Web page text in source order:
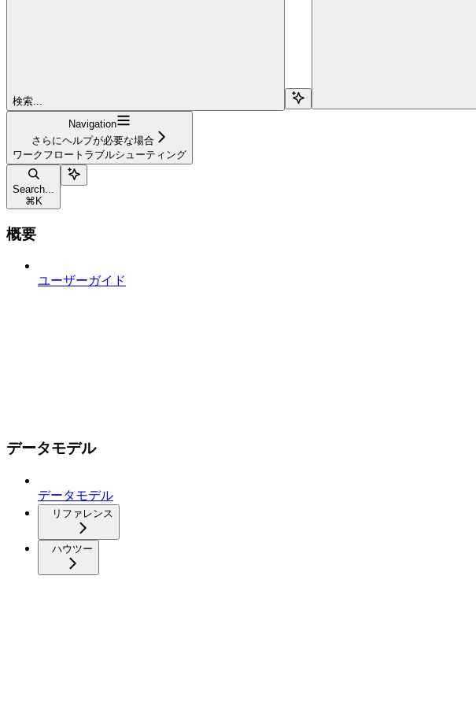
検索...
Navigation
さらにヘルプが必要な場合
ワークフロートラブルシューティング
Search...
⌘ K
概要
ユーザーガイド
データモデル
データモデル
リファレンス
ハウツー